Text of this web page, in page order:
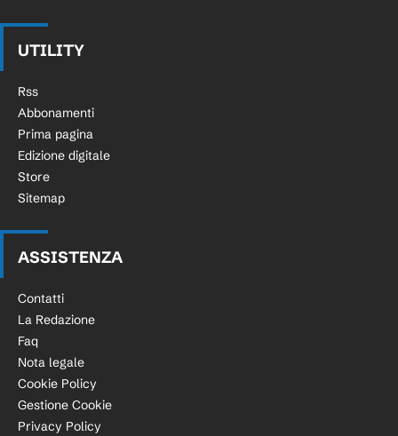
UTILITY
Rss
Abbonamenti
Prima pagina
Edizione digitale
Store
Sitemap
ASSISTENZA
Contatti
La Redazione
Faq
Nota legale
Cookie Policy
Gestione Cookie
Privacy Policy